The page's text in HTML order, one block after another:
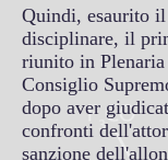
Quindi, esaurito
disciplinare, il
riunito in
Consiglio
dopo aver
confronti
sanzione